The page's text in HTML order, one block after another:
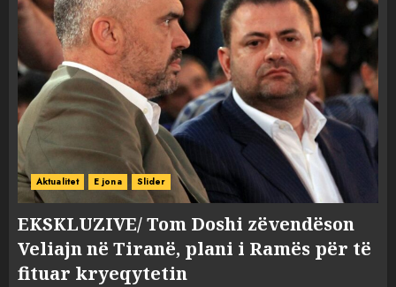
Aktualitet E jona Slider
EKSKLUZIVE/ Tom Doshi zëvendëson
Veliajn në Tiranë, plani i Ramës për të
fituar kryeqytetin